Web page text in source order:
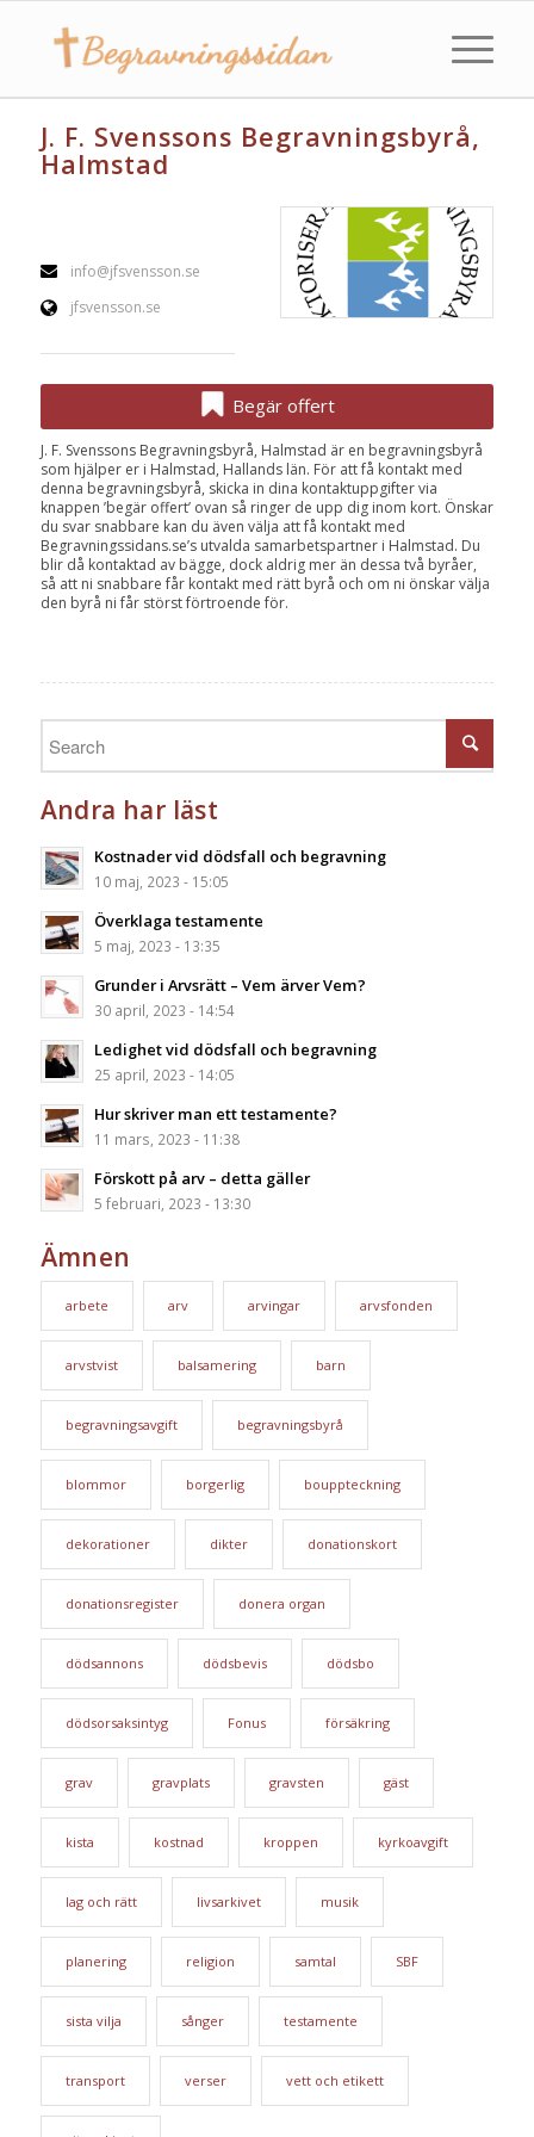
J. F. Svenssons Begravningsbyrå,
Halmstad
info@jfsvensson.se
jfsvensson.se
Begär offert
J. F. Svenssons Begravningsbyrå, Halmstad är en begravningsbyrå
som hjälper er i Halmstad, Hallands län. För att få kontakt med
denna begravningsbyrå, skicka in dina kontaktuppgifter via
knappen ’begär offert’ ovan så ringer de upp dig inom kort. Önskar
du svar snabbare kan du även välja att få kontakt med
Begravningssidans.se’s utvalda samarbetspartner i Halmstad. Du
blir då kontaktad av bägge, dock aldrig mer än dessa två byråer,
så att ni snabbare får kontakt med rätt byrå och om ni önskar välja
den byrå ni får störst förtroende för.
Andra har läst
Kostnader vid dödsfall och begravning
10 maj, 2023 - 15:05
Överklaga testamente
5 maj, 2023 - 13:35
Grunder i Arvsrätt – Vem ärver Vem?
30 april, 2023 - 14:54
Ledighet vid dödsfall och begravning
25 april, 2023 - 14:05
Hur skriver man ett testamente?
11 mars, 2023 - 11:38
Förskott på arv – detta gäller
5 februari, 2023 - 13:30
Ämnen
arbete arv arvingar arvsfonden
arvstvist balsamering barn
begravningsavgift begravningsbyrå
blommor borgerlig bouppteckning
dekorationer dikter donationskort
donationsregister donera organ
dödsannons dödsbevis dödsbo
dödsorsaksintyg Fonus försäkring
grav gravplats gravsten gäst
kista kostnad kroppen kyrkoavgift
lag och rätt livsarkivet musik
planering religion samtal SBF
sista vilja sånger testamente
transport verser vett och etikett